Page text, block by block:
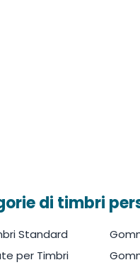
di timbri
Standard
per Timbri